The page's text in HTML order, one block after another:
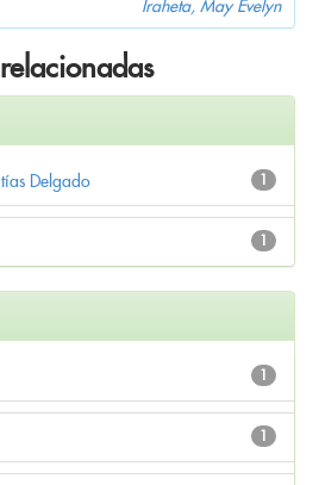
Iraheta, May Evelyn
1
Delgado
1
1
1